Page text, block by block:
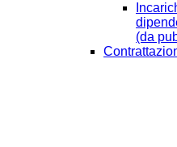
(da